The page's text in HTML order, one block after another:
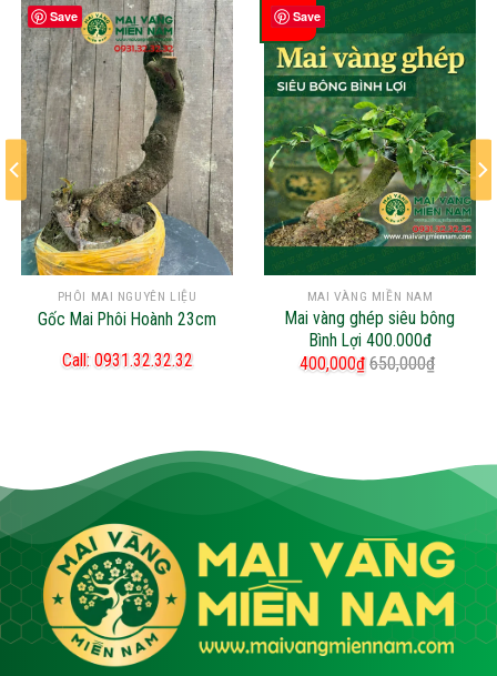
Save
PHÔI MAI NGUYÊN LIỆU
Gốc Mai Phôi Hoành 23cm
Call: 0931.32.32.32
Save
-38%
MAI VÀNG MIỀN NAM
Mai vàng ghép siêu bông
Bình Lợi 400.000đ
400,000₫ 650,000₫